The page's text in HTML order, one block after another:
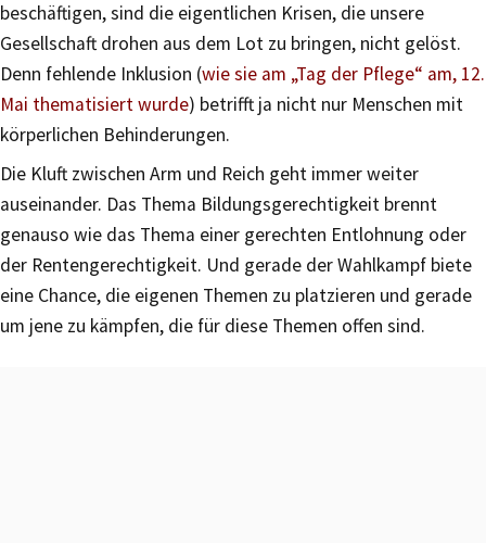
beschäftigen, sind die eigentlichen Krisen, die unsere
Gesellschaft drohen aus dem Lot zu bringen, nicht gelöst.
Denn fehlende Inklusion (wie sie am „Tag der Pflege“ am, 12.
Mai thematisiert wurde) betrifft ja nicht nur Menschen mit
körperlichen Behinderungen.
Die Kluft zwischen Arm und Reich geht immer weiter
auseinander. Das Thema Bildungsgerechtigkeit brennt
genauso wie das Thema einer gerechten Entlohnung oder
der Rentengerechtigkeit. Und gerade der Wahlkampf biete
eine Chance, die eigenen Themen zu platzieren und gerade
um jene zu kämpfen, die für diese Themen offen sind.